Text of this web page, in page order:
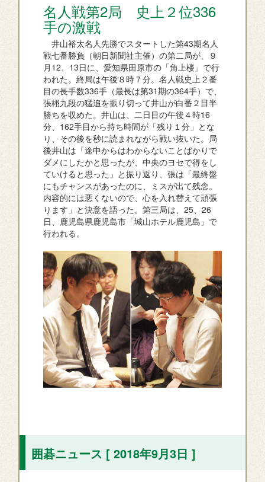
名人戦第2局 史上２位336
手の激戦
井山裕太名人先勝でスタートした第43期名人
戦七番勝負（朝日新聞社主催）の第二局が、９
月12、13日に、愛知県田原市の「角上楼」で行
われた。終局は午後８時７分。名人戦史上２番
目の長手数336手（最長は第31期の364手）で、
張栩九段の猛追を振り切って井山が白番２目半
勝ちを収めた。井山は、二日目の午後４時16
分、162手目から持ち時間が「残り１分」とな
り、その後を秒に読まれながら戦い抜いた。局
後井山は「途中からはわからないことばかりで
ダメにしたかと思ったが、中央のヨセで得をし
ていけると思った」と振り返り、張は「最終盤
にもチャンスがあったのに、ミスが出て残念。
内容的には悪くないので、心を入れ替えて頑張
ります」と決意を語った。第三局は、25、26
日、鹿児島県鹿児島市「城山ホテル鹿児島」で
行われる。
囲碁ニュース [ 2018年9月3日 ]